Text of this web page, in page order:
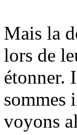
Mais la
lors de
étonner.
sommes
voyons